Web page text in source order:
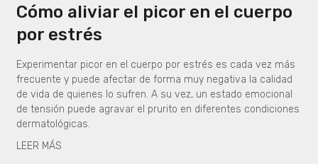
Cómo aliviar el picor en el cuerpo
por estrés
Experimentar picor en el cuerpo por estrés es cada vez más
frecuente y puede afectar de forma muy negativa la calidad
de vida de quienes lo sufren. A su vez, un estado emocional
de tensión puede agravar el prurito en diferentes condiciones
dermatológicas.
LEER MÁS